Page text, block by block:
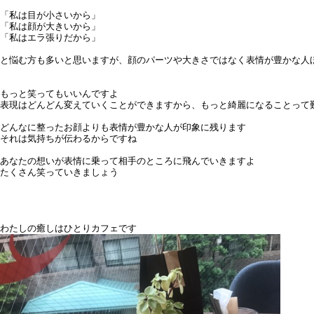
「私は目が小さいから」
「私は顔が大きいから」
「私はエラ張りだから」
と悩む方も多いと思いますが、 顔のパーツや大きさではなく 表情が豊かな人
もっと笑ってもいいんですよ
表現はどんどん変えていくことができますから、もっと綺麗になることって
どんなに整ったお顔よりも表情が豊かな人が印象に残ります
それは気持ちが伝わるからですね
あなたの想いが表情に乗って相手のところに飛んでいきますよ
たくさん笑っていきましょう
わたしの癒しはひとりカフェです